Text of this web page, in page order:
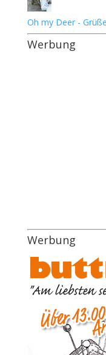
Oh my Deer -
Werbung
Werbung